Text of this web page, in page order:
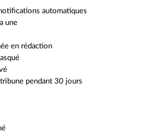
automatiques
une
en rédaction
pendant 30 jours